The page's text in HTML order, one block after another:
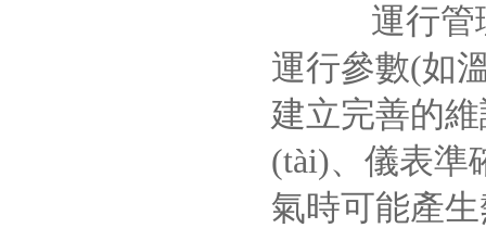
運行管理
運行參數(如
建立完善的
(tài)、儀表準
氣時可能產